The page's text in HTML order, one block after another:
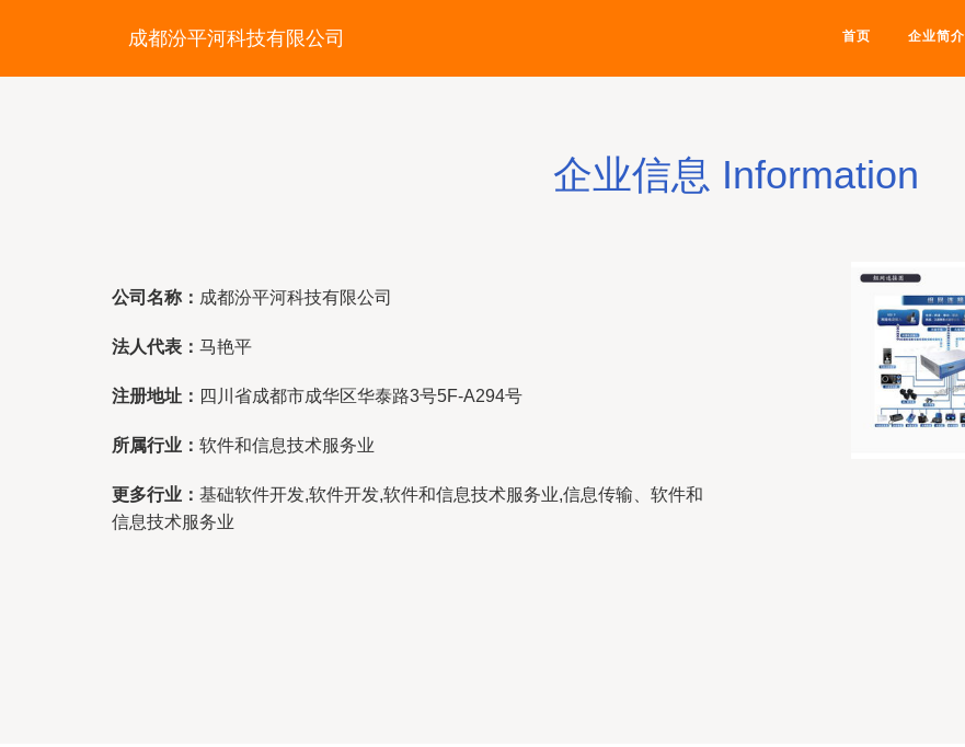
成都汾平河科技有限公司 首页 企业简介
企业信息 Information
公司名称： 成都汾平河科技有限公司
法人代表： 马艳平
注册地址： 四川省成都市成华区华泰路3号5F-A294号
所属行业： 软件和信息技术服务业
更多行业： 基础软件开发,软件开发,软件和信息技术服务业,信息传输、软件和
信息技术服务业